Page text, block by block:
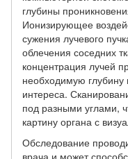
глубины
Ионизирующее
сужения лучевого
облечения соседних
концентрация лучей
необходимую глубину
интереса.
под разными углами,
картину органа с
Обследование
врача и может